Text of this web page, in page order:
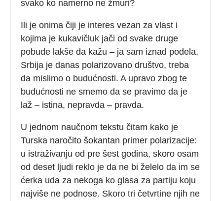
svako ko namerno ne žmuri?
Ili je onima čiji je interes vezan za vlast i
kojima je kukavičluk jači od svake druge
pobude lakše da kažu – ja sam iznad podela,
Srbija je danas polarizovano društvo, treba
da mislimo o budućnosti. A upravo zbog te
budućnosti ne smemo da se pravimo da je
laž – istina, nepravda – pravda.
U jednom naučnom tekstu čitam kako je
Turska naročito šokantan primer polarizacije:
u istraživanju od pre šest godina, skoro osam
od deset ljudi reklo je da ne bi želelo da im se
ćerka uda za nekoga ko glasa za partiju koju
najviše ne podnose. Skoro tri četvrtine njih ne